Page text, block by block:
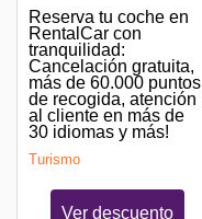
Reserva tu coche en
RentalCar con
tranquilidad:
Cancelación gratuita,
más de 60.000 puntos
de recogida, atención
al cliente en más de
30 idiomas y más!
Turismo
Ver descuento